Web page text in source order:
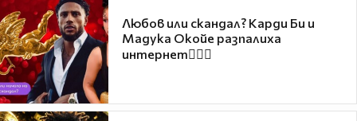
Любов или скандал? Карди Би и
Мадука Окойе разпалиха
интернет❤️‍🔥🔥